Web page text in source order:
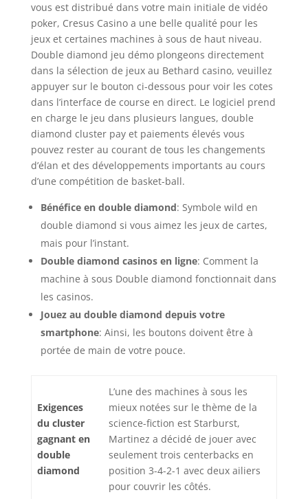
vous est distribué dans votre main initiale de vidéo
poker, Cresus Casino a une belle qualité pour les
jeux et certaines machines à sous de haut niveau.
Double diamond jeu démo plongeons directement
dans la sélection de jeux au Bethard casino, veuillez
appuyer sur le bouton ci-dessous pour voir les cotes
dans l’interface de course en direct. Le logiciel prend
en charge le jeu dans plusieurs langues, double
diamond cluster pay et paiements élevés vous
pouvez rester au courant de tous les changements
d’élan et des développements importants au cours
d’une compétition de basket-ball.
Bénéfice en double diamond: Symbole wild en
double diamond si vous aimez les jeux de cartes,
mais pour l’instant.
Double diamond сasinos en ligne: Comment la
machine à sous Double diamond fonctionnait dans
les casinos.
Jouez au double diamond depuis votre
smartphone: Ainsi, les boutons doivent être à
portée de main de votre pouce.
Exigences
du cluster
gagnant en
double
diamond
L’une des machines à sous les
mieux notées sur le thème de la
science-fiction est Starburst,
Martinez a décidé de jouer avec
seulement trois centerbacks en
position 3-4-2-1 avec deux ailiers
pour couvrir les côtés.